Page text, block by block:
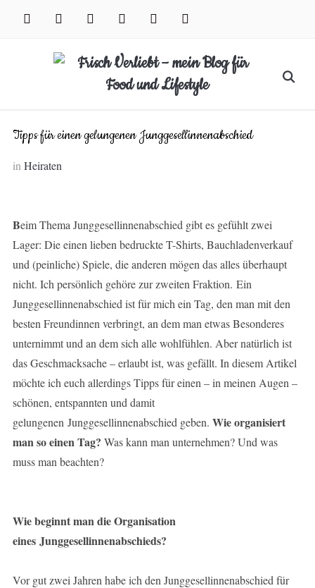
facebook instagram pinterest twitter xing youtube
Search
Tipps für einen gelungenen Junggesellinnenabschied
in Heiraten
Beim Thema Junggesellinnenabschied gibt es gefühlt zwei
Lager: Die einen lieben bedruckte T-Shirts, Bauchladenverkauf
und (peinliche) Spiele, die anderen mögen das alles überhaupt
nicht. Ich persönlich gehöre zur zweiten Fraktion. Ein
Junggesellinnenabschied ist für mich ein Tag, den man mit den
besten Freundinnen verbringt, an dem man etwas Besonderes
unternimmt und an dem sich alle wohlfühlen. Aber natürlich ist
das Geschmacksache – erlaubt ist, was gefällt. In diesem Artikel
möchte ich euch allerdings Tipps für einen – in meinen Augen –
schönen, entspannten und damit
gelungenen Junggesellinnenabschied geben. Wie organisiert
man so einen Tag? Was kann man unternehmen? Und was
muss man beachten?
Wie beginnt man die Organisation
eines Junggesellinnenabschieds?
Vor gut zwei Jahren habe ich den Junggesellinnenabschied für